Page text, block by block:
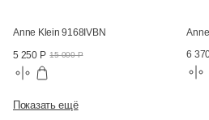
Anne Klein 9168IVBN
5 250 Р 15 000 Р
6
Показать ещё